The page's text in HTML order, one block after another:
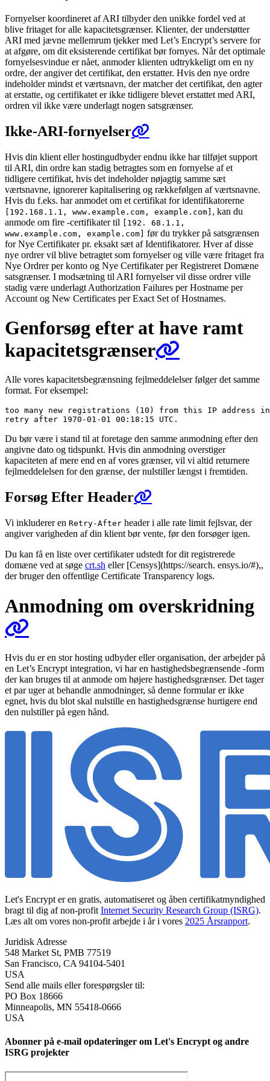
Fornyelser koordineret af ARI tilbyder den unikke fordel ved at
blive fritaget for alle kapacitetsgrænser. Klienter, der understøtter
ARI med jævne mellemrum tjekker med Let’s Encrypt’s servere for
at afgøre, om dit eksisterende certifikat bør fornyes. Når det optimale
fornyelsesvindue er nået, anmoder klienten udtrykkeligt om en ny
ordre, der angiver det certifikat, den erstatter. Hvis den nye ordre
indeholder mindst et værtsnavn, der matcher det certifikat, den agter
at erstatte, og certifikatet er ikke tidligere blevet erstattet med ARI,
ordren vil ikke være underlagt nogen satsgrænser.
Ikke-ARI-fornyelser
Hvis din klient eller hostingudbyder endnu ikke har tilføjet support
til ARI, din ordre kan stadig betragtes som en fornyelse af et
tidligere certifikat, hvis det indeholder nøjagtig samme sæt
værtsnavne, ignorerer kapitalisering og rækkefølgen af værtsnavne.
Hvis du f.eks. har anmodet om et certifikat for identifikatorerne
[192.168.1.1, www.example.com, example.com] , kan du
anmode om fire -certifikater til [192. 68.1.1,
www.example.com, example.com] før du trykker på satsgrænsen
for Nye Certifikater pr. eksakt sæt af Identifikatorer. Hver af disse
nye ordrer vil blive betragtet som fornyelser og ville være fritaget fra
Nye Ordrer per konto og Nye Certifikater per Registreret Domæne
satsgrænser. I modsætning til ARI fornyelser vil disse ordrer ville
stadig være underlagt Authorization Failures per Hostname per
Account og New Certificates per Exact Set of Hostnames.
Genforsøg efter at have ramt
kapacitetsgrænser
Alle vores kapacitetsbegrænsning fejlmeddelelser følger det samme
format. For eksempel:
too many new registrations (10) from this IP address
Du bør være i stand til at foretage den samme anmodning efter den
angivne dato og tidspunkt. Hvis din anmodning overstiger
kapaciteten af mere end en af vores grænser, vil vi altid returnere
fejlmeddelelsen for den grænse, der nulstiller længst i fremtiden.
Forsøg Efter Header
Vi inkluderer en Retry-After header i alle rate limit fejlsvar, der
angiver varigheden af din klient bør vente, før den forsøger igen.
Du kan få en liste over certifikater udstedt for dit registrerede
domæne ved at søge crt.sh eller [Censys](https://search. ensys.io/#),,
der bruger den offentlige Certificate Transparency logs.
Anmodning om overskridning
Hvis du er en stor hosting udbyder eller organisation, der arbejder på
en Let’s Encrypt integration, vi har en hastighedsbegrænsende -form
der kan bruges til at anmode om højere hastighedsgrænser. Det tager
et par uger at behandle anmodninger, så denne formular er ikke
egnet, hvis du blot skal nulstille en hastighedsgrænse hurtigere end
den nulstiller på egen hånd.
Let's Encrypt er en gratis, automatiseret og åben certifikatmyndighed
bragt til dig af non-profit Internet Security Research Group (ISRG).
Læs alt om vores non-profit arbejde i år i vores 2025 Årsrapport.
Juridisk Adresse
548 Market St, PMB 77519
San Francisco, CA 94104-5401
USA
Send alle mails eller forespørgsler til:
PO Box 18666
Minneapolis, MN 55418-0666
USA
Abonner på e-mail opdateringer om Let's Encrypt og andre
ISRG projekter